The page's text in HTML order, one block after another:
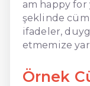
am happy
şeklinde
ifadeler,
etmemize
Örnek